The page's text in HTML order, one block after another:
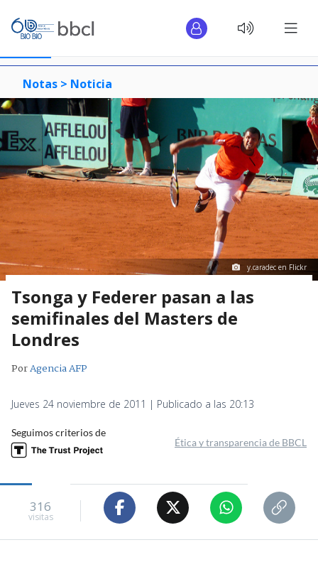
Notas > Noticia
y.caradec en Flickr
Tsonga y Federer pasan a las
semifinales del Masters de
Londres
PorAgencia AFP
Jueves 24 noviembre de 2011 | Publicado a las 20:13
Seguimos criterios de
Ética y transparencia de BBCL
316
visitas